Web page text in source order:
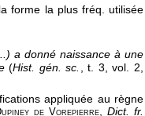
forme la plus fréq. utilisée
a donné naissance à une
(Hist. gén. sc. , t. 3, vol. 2,
appliquée au règne
de Vorepierre,Dict. fr.